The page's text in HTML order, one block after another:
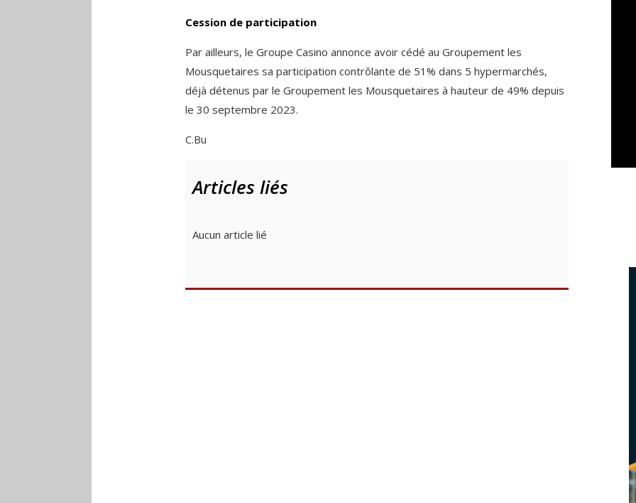
Cession de participation
Par ailleurs, le Groupe Casino annonce avoir cédé au Groupement les
Mousquetaires sa participation contrôlante de 51% dans 5 hypermarchés,
déjà détenus par le Groupement les Mousquetaires à hauteur de 49% depuis
le 30 septembre 2023.
C.Bu
Articles liés
Aucun article lié